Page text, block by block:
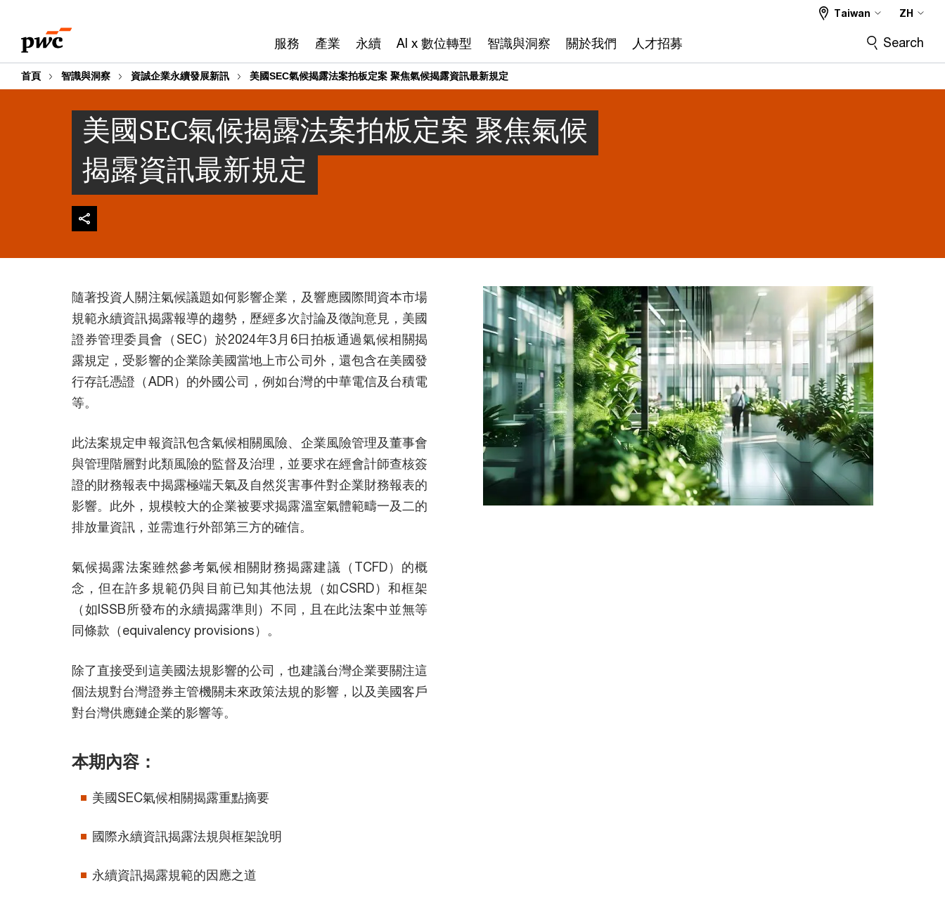
content
footer
服務 產業 永續 AI x 數位轉型 智識與洞察 關於我們 人才招募
Taiwan ZH
Search
首頁 智識與洞察 資誠企業永續發展新訊 美國SEC氣候揭露法案拍板定案 聚焦氣候揭露資訊最新規定
美國SEC氣候揭露法案拍板定案 聚焦氣候
揭露資訊最新規定
隨著投資人關注氣候議題如何影響企業，及響應國際間資本市場
規範永續資訊揭露報導的趨勢，歷經多次討論及徵詢意見，美國
證券管理委員會（SEC）於2024年3月6日拍板通過氣候相關揭
露規定，受影響的企業除美國當地上市公司外，還包含在美國發
行存託憑證（ADR）的外國公司，例如台灣的中華電信及台積電
等。
此法案規定申報資訊包含氣候相關風險、企業風險管理及董事會
與管理階層對此類風險的監督及治理，並要求在經會計師查核簽
證的財務報表中揭露極端天氣及自然災害事件對企業財務報表的
影響。此外，規模較大的企業被要求揭露溫室氣體範疇一及二的
排放量資訊，並需進行外部第三方的確信。
氣候揭露法案雖然參考氣候相關財務揭露建議（TCFD）的概
念，但在許多規範仍與目前已知其他法規（如CSRD）和框架
（如ISSB所發布的永續揭露準則）不同，且在此法案中並無等
同條款（equivalency provisions）。
除了直接受到這美國法規影響的公司，也建議台灣企業要關注這
個法規對台灣證券主管機關未來政策法規的影響，以及美國客戶
對台灣供應鏈企業的影響等。
本期內容：
美國SEC氣候相關揭露重點摘要
國際永續資訊揭露法規與框架說明
永續資訊揭露規範的因應之道